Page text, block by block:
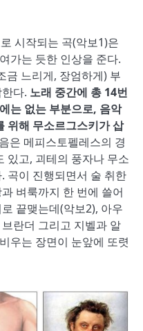
시작되는 곡(악보1)은
가는 듯한 인상을 준다.
느리게, 장엄하게) 부
다. 노래 중간에 총 14번
는 없는 부분으로, 음악
위해 무소르그스키가 삽
은 메피스토펠레스의 경
있고, 괴테의 풍자나 무소
곡이 진행되면서 술 취한
벼룩까지 한 번에 쓸어
끝맺는데(악보2), 아우
란더 그리고 지벨과 알
우는 장면이 눈앞에 또렷